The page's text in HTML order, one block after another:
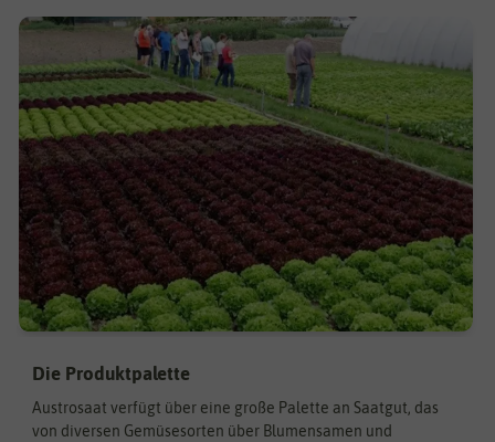
Die Produktpalette
Austrosaat verfügt über eine große Palette an Saatgut, das
von diversen Gemüsesorten über Blumensamen und